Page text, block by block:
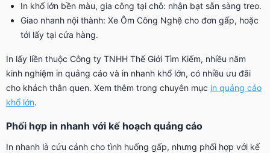
In khổ lớn bền màu, gia công tại chỗ: nhận bạt sẵn sàng treo.
Giao nhanh nội thành: Xe Ôm Công Nghệ cho đơn gấp, hoặc
tới lấy tại cửa hàng.
In lấy liền thuộc Công ty TNHH Thế Giới Tìm Kiếm, nhiều năm
kinh nghiệm in quảng cáo và in nhanh khổ lớn, có nhiều ưu đãi
cho khách thân quen. Xem thêm trong chuyên mục in quảng cáo
khổ lớn.
Phối hợp in nhanh với kế hoạch quảng cáo
In nhanh là cứu cánh cho tình huống gấp, nhưng phối hợp với kế